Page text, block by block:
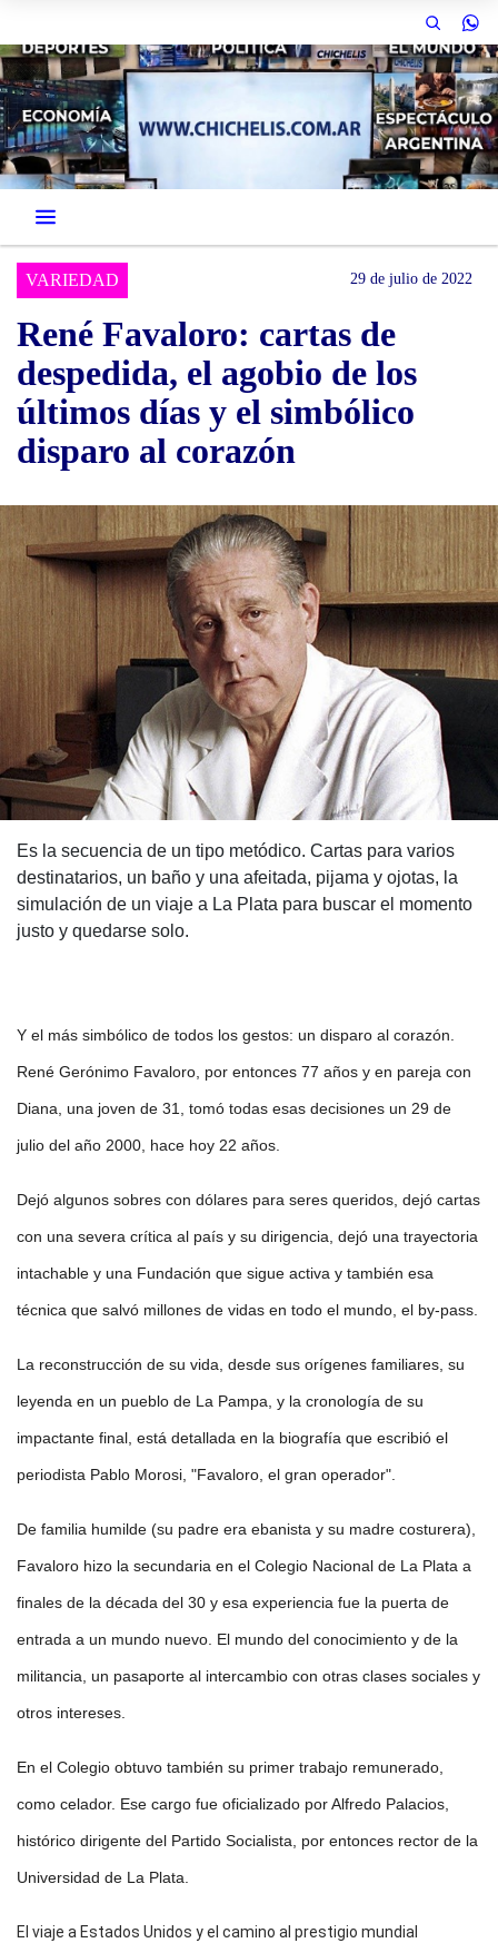
VARIEDAD 29 de julio de 2022
René Favaloro: cartas de
despedida, el agobio de los
últimos días y el simbólico
disparo al corazón
Es la secuencia de un tipo metódico. Cartas para varios
destinatarios, un baño y una afeitada, pijama y ojotas, la
simulación de un viaje a La Plata para buscar el momento
justo y quedarse solo.
Y el más simbólico de todos los gestos: un disparo al corazón.
René Gerónimo Favaloro, por entonces 77 años y en pareja con
Diana, una joven de 31, tomó todas esas decisiones un 29 de
julio del año 2000, hace hoy 22 años.
Dejó algunos sobres con dólares para seres queridos, dejó cartas
con una severa crítica al país y su dirigencia, dejó una trayectoria
intachable y una Fundación que sigue activa y también esa
técnica que salvó millones de vidas en todo el mundo, el by-pass.
La reconstrucción de su vida, desde sus orígenes familiares, su
leyenda en un pueblo de La Pampa, y la cronología de su
impactante final, está detallada en la biografía que escribió el
periodista Pablo Morosi, "Favaloro, el gran operador".
De familia humilde (su padre era ebanista y su madre costurera),
Favaloro hizo la secundaria en el Colegio Nacional de La Plata a
finales de la década del 30 y esa experiencia fue la puerta de
entrada a un mundo nuevo. El mundo del conocimiento y de la
militancia, un pasaporte al intercambio con otras clases sociales y
otros intereses.
En el Colegio obtuvo también su primer trabajo remunerado,
como celador. Ese cargo fue oficializado por Alfredo Palacios,
histórico dirigente del Partido Socialista, por entonces rector de la
Universidad de La Plata.
El viaje a Estados Unidos y el camino al prestigio mundial